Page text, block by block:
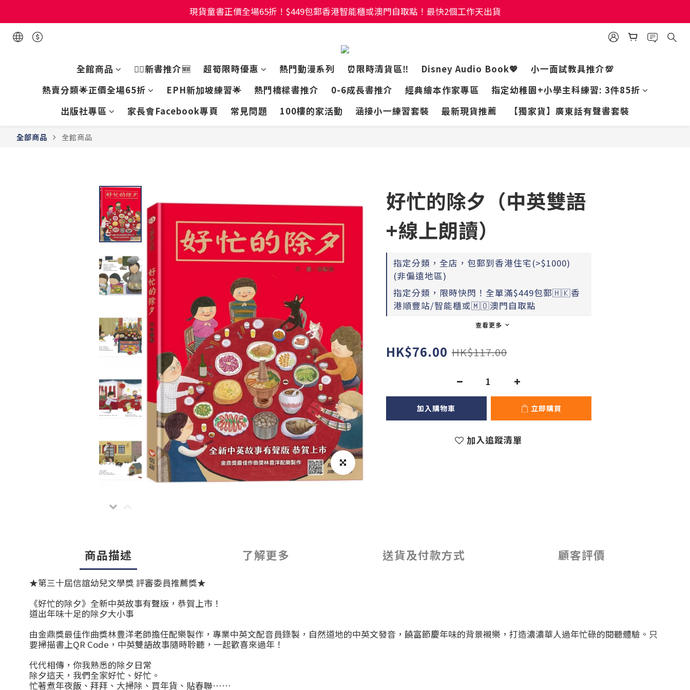
現貨童書正價全場65折！$449包郵香港智能櫃或澳門自取點！最快2個工作天出貨
現貨童書正價全場65折！$449包郵香港智能櫃或澳門自取點！最快2個工作天出貨
現貨童書正價全場65折！$449包郵香港智能櫃或澳門自取點！最快2個工作天出貨
全館商品
👍🏻新書推介🆕 超筍限時優惠 熱門動漫系列 ⏰限時清貨區‼️ Disney Audio Book💖
小一面試教具推介💯
熱賣分類🌟正價全場65折
EPH新加坡練習🌟 熱門橋樑書推介 0-6成長書推介 經典繪本作家專區
指定幼稚園+小學主科練習: 3件85折
出版社專區
家長會Facebook專頁 常見問題 100樓的家活動 涵接小一練習套裝 最新現貨推薦 【獨家貨】廣東話有聲書套裝
全部商品 全館商品
好忙的除夕（中英雙語
+線上朗讀）
指定分類，全店，包郵到香港住宅(>$1000)
(非偏遠地區)
指定分類，限時快閃！全單滿$449包郵🇭🇰香
港順豐站/智能櫃或🇲🇴澳門自取點
查看更多
HK$76.00 HK$117.00
加入購物車 立即購買
加入追蹤清單
商品描述 了解更多 送貨及付款方式 顧客評價
★第三十屆信誼幼兒文學獎 評審委員推薦獎★
《好忙的除夕》全新中英故事有聲版，恭賀上市！
道出年味十足的除夕大小事
由金鼎獎最佳作曲獎林豊洋老師擔任配樂製作，專業中英文配音員錄製，自然道地的中英文發音，饒富節慶年味的背景襯樂，打造濃濃華人過年忙碌的閱聽體驗。只
要掃描書上QR Code，中英雙語故事隨時聆聽，一起歡喜來過年！
代代相傳，你我熟悉的除夕日常
除夕這天，我們全家好忙、好忙。
忙著煮年夜飯、拜拜、大掃除、買年貨、貼春聯……